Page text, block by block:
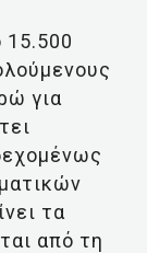
15.500
για
τα
από τη